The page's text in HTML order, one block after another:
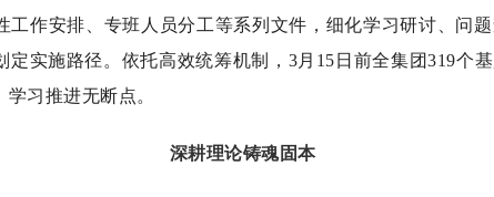
工作安排、专班人员分工等系列文件，细化学习研讨、问
实施路径。依托高效统筹机制， 3月 15 日前全集团319个
习推进无断点。
深耕理论铸魂固本